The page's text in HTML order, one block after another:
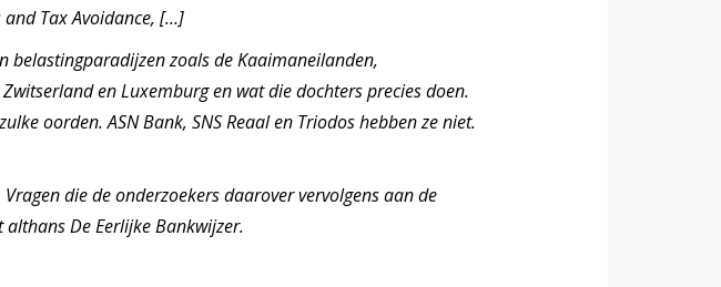
Tax Avoidance, […]
belastingparadijzen zoals de Kaaimaneilanden,
en Luxemburg en wat die dochters precies doen.
oorden. ASN Bank, SNS Reaal en Triodos hebben ze niet.
die de onderzoekers daarover vervolgens aan de
De Eerlijke Bankwijzer.